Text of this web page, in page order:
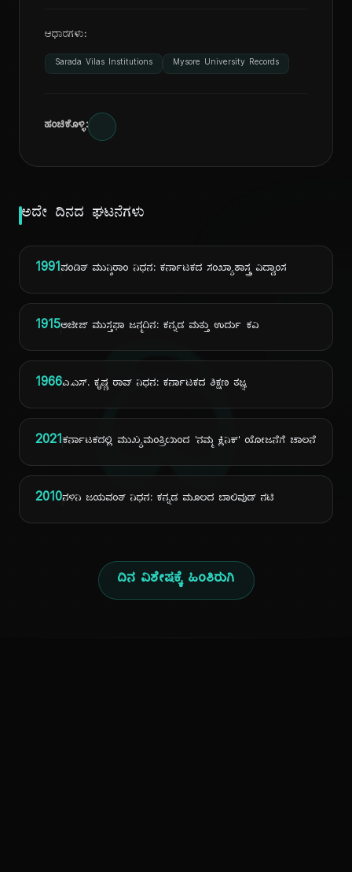
ದಿ
ಆಧಾರಗಳು:
Sarada Vilas Institutions Mysore University Records
ಹಂಚಿಕೊಳ್ಳಿ:
ಅದೇ ದಿನದ ಘಟನೆಗಳು
1991ಪಂಡಿತ್ ಮುನ್ಶಿರಾಂ ನಿಧನ: ಕರ್ನಾಟಕದ ಸಂಖ್ಯಾಶಾಸ್ತ್ರ ವಿದ್ವಾಂಸ
1915ಅಜೀಜ್ ಮುಸ್ತಫಾ ಜನ್ಮದಿನ: ಕನ್ನಡ ಮತ್ತು ಉರ್ದು ಕವಿ
1966ಎ.ಎಸ್. ಕೃಷ್ಣ ರಾವ್ ನಿಧನ: ಕರ್ನಾಟಕದ ಶಿಕ್ಷಣ ತಜ್ಞ
2021ಕರ್ನಾಟಕದಲ್ಲಿ ಮುಖ್ಯಮಂತ್ರಿಯಿಂದ 'ನಮ್ಮ ಕ್ಲಿನಿಕ್' ಯೋಜನೆಗೆ ಚಾಲನೆ
2010ನಳಿನಿ ಜಯವಂತ್ ನಿಧನ: ಕನ್ನಡ ಮೂಲದ ಬಾಲಿವುಡ್ ನಟಿ
ದಿನ ವಿಶೇಷಕ್ಕೆ ಹಿಂತಿರುಗಿ